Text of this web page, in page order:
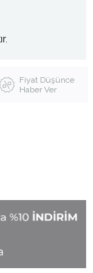
Fiyat Düşünce
Haber Ver